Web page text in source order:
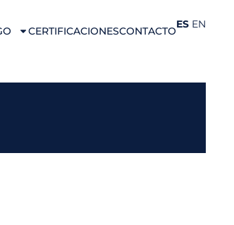
CERTIFICACIONESCONTACTO
ES EN